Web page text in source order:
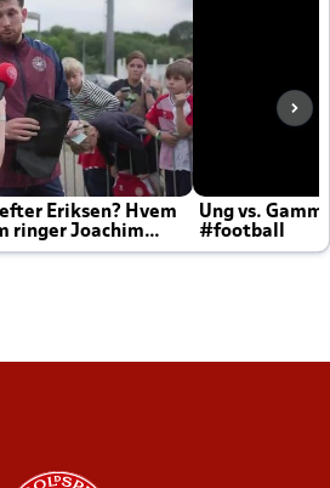
Eriksen? Hvem
ringer Joachim
Ung vs.
#football